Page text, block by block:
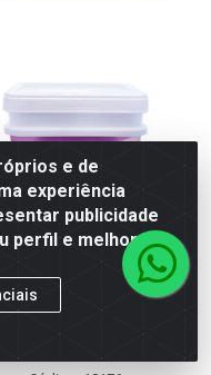
FORTMAIS 15L
e de
experiência
publicidade
perfil e melhorar a